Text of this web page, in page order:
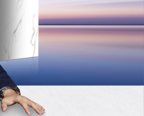
的态度
度评价
互联网特性来实现一定营销目
整个品牌传播过程中起着举足
瓦度陶瓷营销网络遍布全国，把精品美淘
千家万户。
瓦度陶瓷产品品质
广大消费者喜爱；
工程形象。